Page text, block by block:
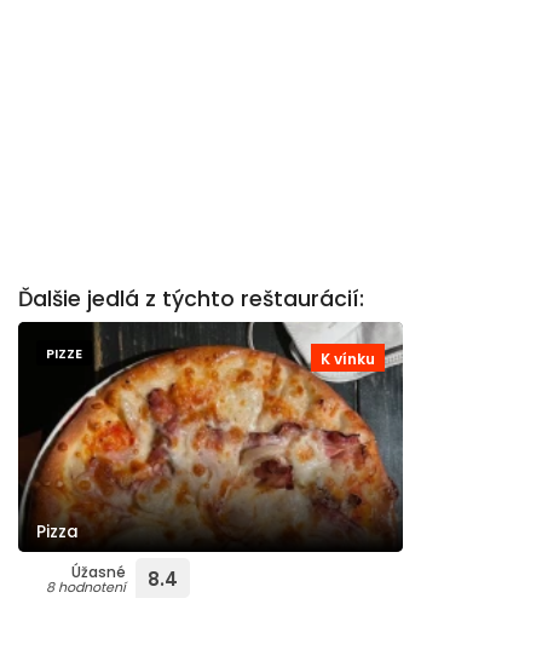
Ďalšie jedlá z týchto reštaurácií:
K vínku
PIZZE
Pizza
Úžasné
8 hodnotení 8.4